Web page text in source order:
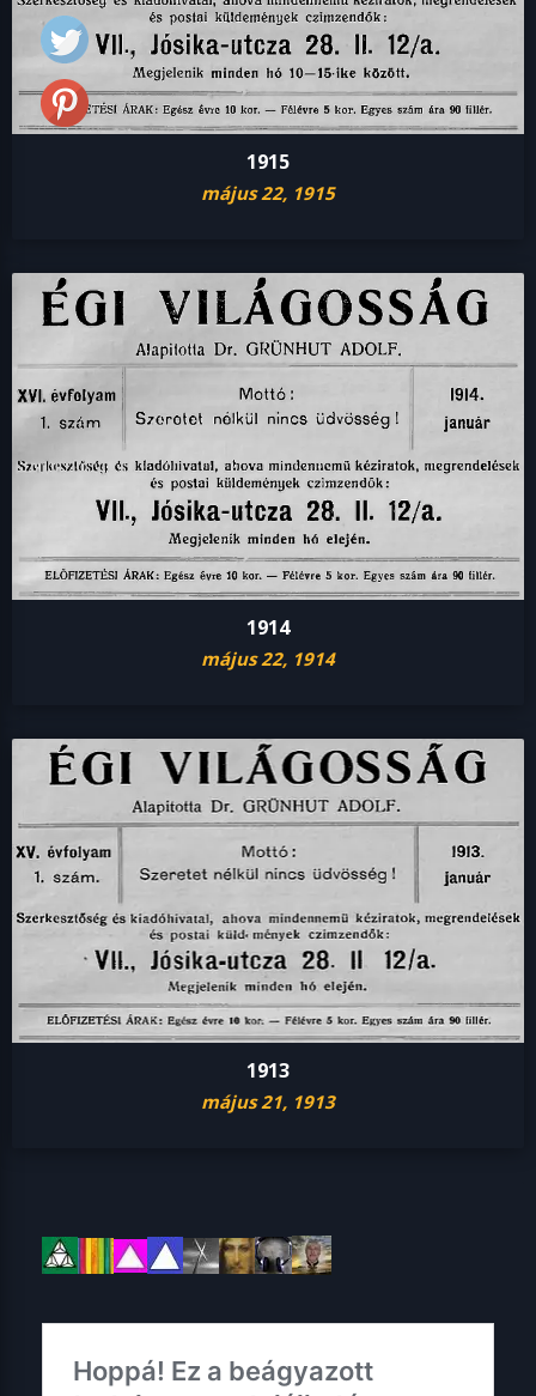
1915
május 22, 1915
1914
május 22, 1914
1913
május 21, 1913